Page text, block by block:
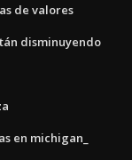
de valores
disminuyendo
en michigan_